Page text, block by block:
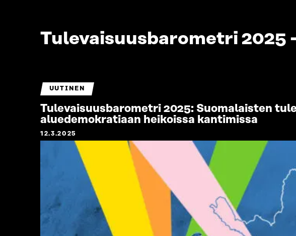
Tulevaisuusbarometri 2025
UUTINEN
Tulevaisuusbarometri 2025: Suomalaisten
aluedemokratiaan heikoissa kantimissa
12.3.2025